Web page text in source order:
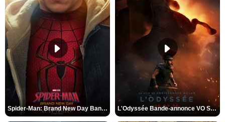
Spider-Man: Brand New Day Bande-annonce VO STFR L'Odyssée Bande-annonce VO STFR